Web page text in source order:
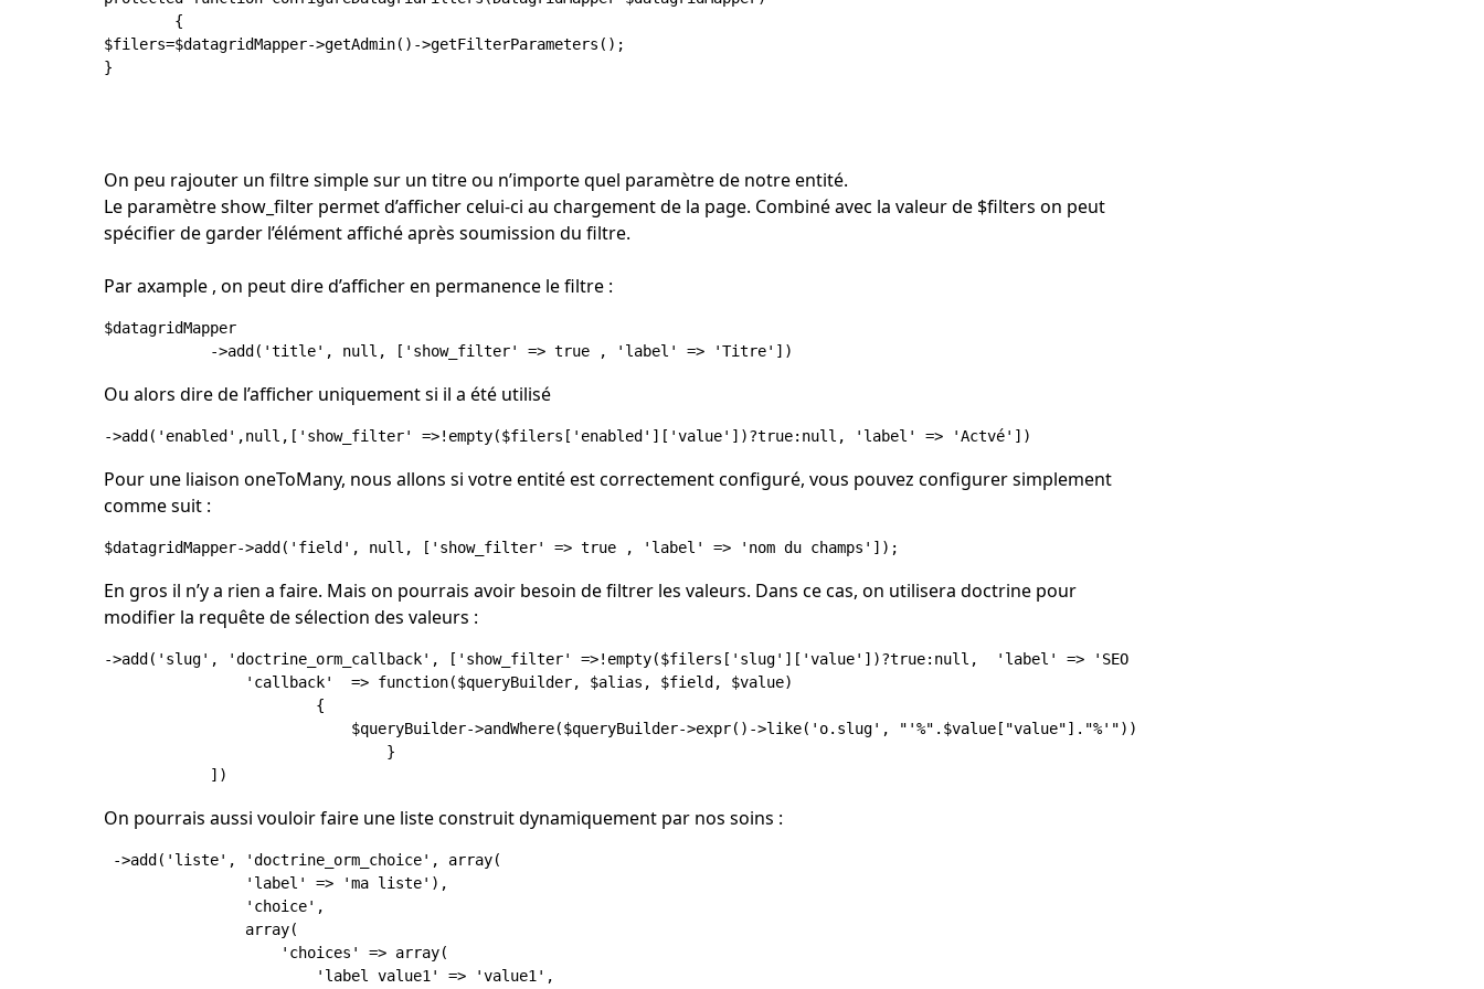
$filers=$datagridMapper->getAdmin()->getFilterParameters();
}
On peu rajouter un filtre simple sur un titre ou n’importe quel paramètre de notre entité.
Le paramètre show_filter permet d’afficher celui-ci au chargement de la page. Combiné avec la valeur de $filters on peut
spécifier de garder l’élément affiché après soumission du filtre.
Par axample , on peut dire d’afficher en permanence le filtre :
$datagridMapper
Ou alors dire de l’afficher uniquement si il a été utilisé
Pour une liaison oneToMany, nous allons si votre entité est correctement configuré, vous pouvez configurer simplement
comme suit :
En gros il n’y a rien a faire. Mais on pourrais avoir besoin de filtrer les valeurs. Dans ce cas, on utilisera doctrine pour
modifier la requête de sélection des valeurs :
->add('slug', 'doctrine_orm_callback', ['show_filter' =>!empty($filers['slug']['value'])?true:null,  'label' => 'SEO Slug',
                'callback'  => function($queryBuilder, $alias, $field, $value)
                        {
                            $queryBuilder->andWhere($queryBuilder->expr()->like('o.slug', "'%".$value["value"]."%'"));
On pourrais aussi vouloir faire une liste construit dynamiquement par nos soins :
->add('liste', 'doctrine_orm_choice', array(
                'label' => 'ma liste'),
                'choice',
                array(
                    'choices' => array(
                        'label value1' => 'value1',